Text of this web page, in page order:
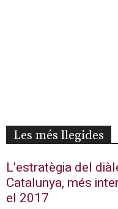
Les més llegides
L’estratègia del
Catalunya, més
el 2017